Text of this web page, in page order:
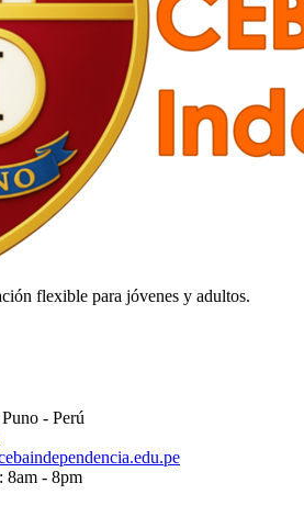
flexible para jóvenes y adultos.
- Perú
8am - 8pm